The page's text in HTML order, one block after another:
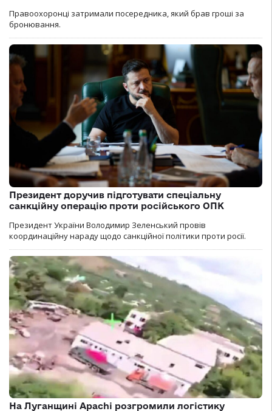
Правоохоронці затримали посередника, який брав гроші за
бронювання.
Президент доручив підготувати спеціальну
санкційну операцію проти російського ОПК
Президент України Володимир Зеленський провів
координаційну нараду щодо санкційної політики проти росії.
На Луганщині Apachi розгромили логістику